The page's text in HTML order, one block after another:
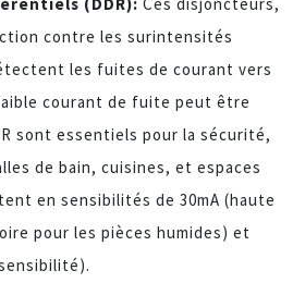
contre les surintensités
les fuites de courant vers
courant de fuite peut être
sont essentiels pour la sécurité,
de bain, cuisines, et espaces
en sensibilités de 30mA (haute
pour les pièces humides) et